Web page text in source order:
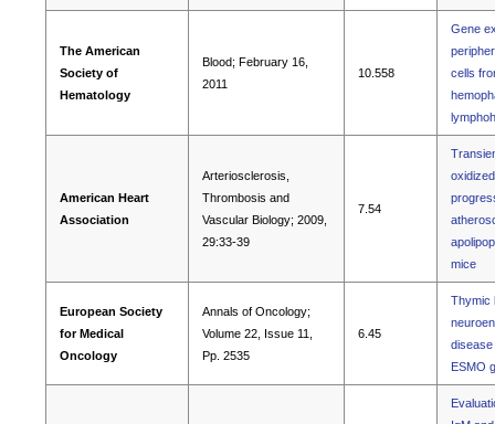
The American
Society of
Hematology
Blood; February 16,
2011
10.558
Gene
cells
American Heart
Association
Arteriosclerosis,
Thrombosis and
Vascular Biology; 2009,
29:33-39
7.54
mice
European Society
for Medical
Oncology
Annals of Oncology;
Volume 22, Issue 11,
Pp. 2535
6.45
Thymic
disease
ESMO